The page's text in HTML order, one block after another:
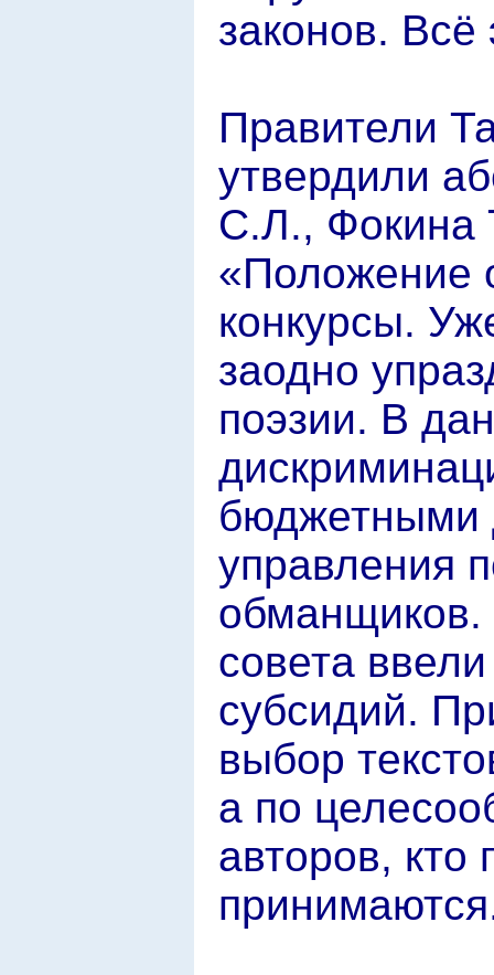
законов.
Правители
утвердили
С.Л., Фокина
«Положение
конкурсы.
заодно
поэзии. В
бюджетными
управления
обманщиков.
совета
субсидий.
выбор
а по
авторов, кто